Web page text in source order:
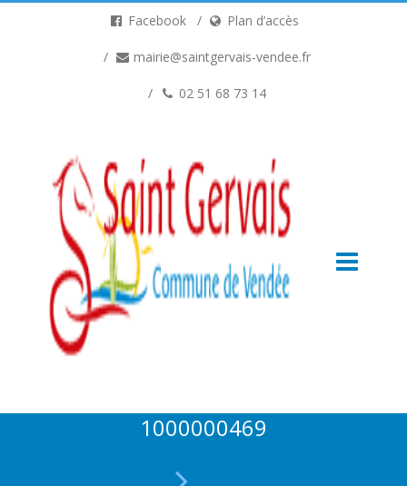
Facebook Plan d’accès
mairie@saintgervais-vendee.fr
02 51 68 73 14
1000000469